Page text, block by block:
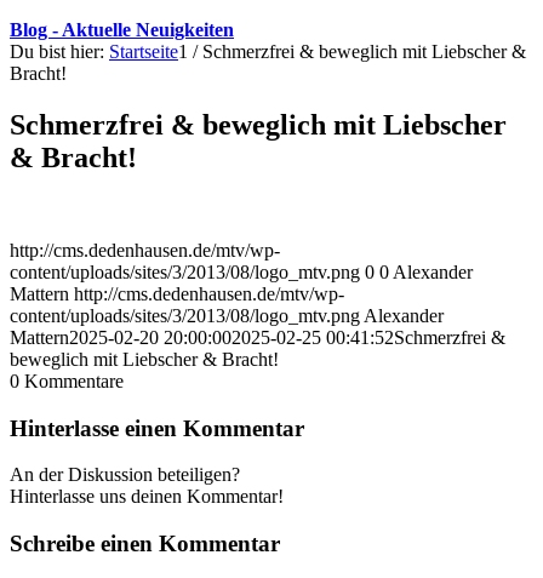
Blog - Aktuelle Neuigkeiten
Du bist hier: Startseite1 / Schmerzfrei & beweglich mit Liebscher &
Bracht!
Schmerzfrei & beweglich mit Liebscher
& Bracht!
http://cms.dedenhausen.de/mtv/wp-
content/uploads/sites/3/2013/08/logo_mtv.png 0 0 Alexander
Mattern http://cms.dedenhausen.de/mtv/wp-
content/uploads/sites/3/2013/08/logo_mtv.png Alexander
Mattern2025-02-20 20:00:002025-02-25 00:41:52Schmerzfrei &
beweglich mit Liebscher & Bracht!
0 Kommentare
Hinterlasse einen Kommentar
An der Diskussion beteiligen?
Hinterlasse uns deinen Kommentar!
Schreibe einen Kommentar